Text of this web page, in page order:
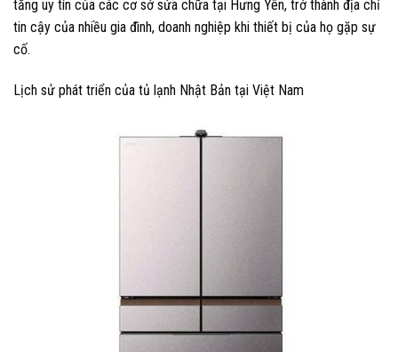
tăng uy tín của các cơ sở sửa chữa tại Hưng Yên, trở thành địa chỉ
tin cậy của nhiều gia đình, doanh nghiệp khi thiết bị của họ gặp sự
cố.
Lịch sử phát triển của tủ lạnh Nhật Bản tại Việt Nam